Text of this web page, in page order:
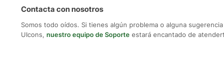
Contacta con nosotros
Somos todo oídos. Si tienes algún problema o alguna
UIcons, nuestro equipo de Soporte estará encantado de